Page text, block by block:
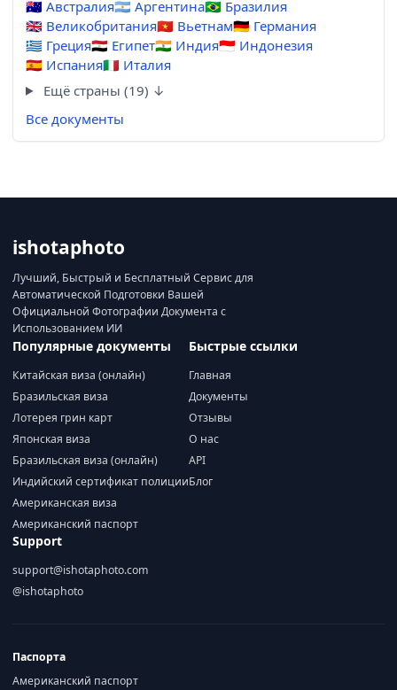
🇦🇺 Австралия🇦🇷 Аргентина🇧🇷 Бразилия
🇬🇧 Великобритания🇻🇳 Вьетнам🇩🇪 Германия
🇬🇷 Греция🇪🇬 Египет🇮🇳 Индия🇮🇩 Индонезия
🇪🇸 Испания🇮🇹 Италия
Ещё страны (19) ↓
Все документы
ishotaphoto
Лучший, Быстрый и Бесплатный Сервис для
Автоматической Подготовки Вашей
Официальной Фотографии Документа с
Использованием ИИ
Популярные документы
Китайская виза (онлайн)
Бразильская виза
Лотерея грин карт
Японская виза
Бразильская виза (онлайн)
Индийский сертификат полиции
Американская виза
Американский паспорт
Быстрые ссылки
Главная
Документы
Отзывы
О нас
API
Блог
Support
support@ishotaphoto.com
@ishotaphoto
Паспорта
Американский паспорт